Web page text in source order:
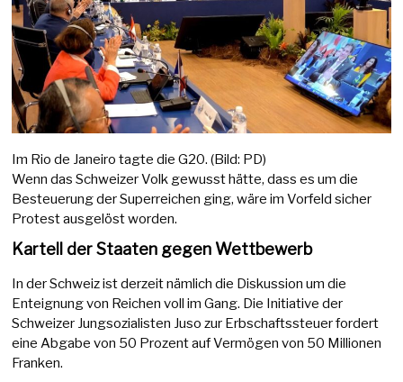
Im Rio de Janeiro tagte die G20. (Bild: PD)
Wenn das Schweizer Volk gewusst hätte, dass es um die
Besteuerung der Superreichen ging, wäre im Vorfeld sicher
Protest ausgelöst worden.
Kartell der Staaten gegen Wettbewerb
In der Schweiz ist derzeit nämlich die Diskussion um die
Enteignung von Reichen voll im Gang. Die Initiative der
Schweizer Jungsozialisten Juso zur Erbschaftssteuer fordert
eine Abgabe von 50 Prozent auf Vermögen von 50 Millionen
Franken.